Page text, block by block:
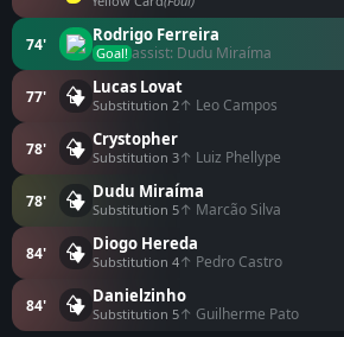
74' Rodrigo Ferreira
Goal! assist: Dudu Miraíma
77' Lucas Lovat
Substitution 2↑ Leo Campos
78' Crystopher
Substitution 3↑ Luiz Phellype
78' Dudu Miraíma
Substitution 5↑ Marcão Silva
84' Diogo Hereda
Substitution 4↑ Pedro Castro
84' Danielzinho
Substitution 5↑ Guilherme Pato